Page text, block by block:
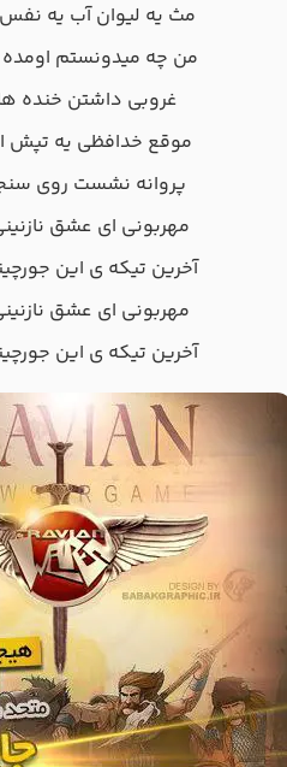
مث یه لیوان آب یه
من چه میدونستم اومده
غروبی داشتن خنده
موقع خدافظی یه تپش
پروانه نشست روی
مهربونی ای عشق
آخرین تیکه ی این
مهربونی ای عشق
آخرین تیکه ی این